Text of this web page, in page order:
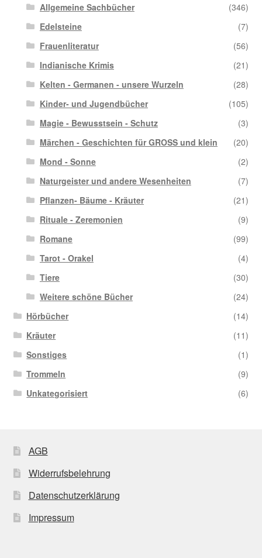
Allgemeine Sachbücher
(346)
Edelsteine
(7)
Frauenliteratur
(56)
Indianische Krimis
(21)
Kelten - Germanen - unsere Wurzeln
(28)
Kinder- und Jugendbücher
(105)
Magie - Bewusstsein - Schutz
(3)
Märchen - Geschichten für GROSS und klein
(20)
Mond - Sonne
(2)
Naturgeister und andere Wesenheiten
(7)
Pflanzen- Bäume - Kräuter
(21)
Rituale - Zeremonien
(9)
Romane
(99)
Tarot - Orakel
(4)
Tiere
(30)
Weitere schöne Bücher
(24)
Hörbücher
(14)
Kräuter
(11)
Sonstiges
(1)
Trommeln
(9)
Unkategorisiert
(6)
AGB
Widerrufsbelehrung
Datenschutzerklärung
Impressum